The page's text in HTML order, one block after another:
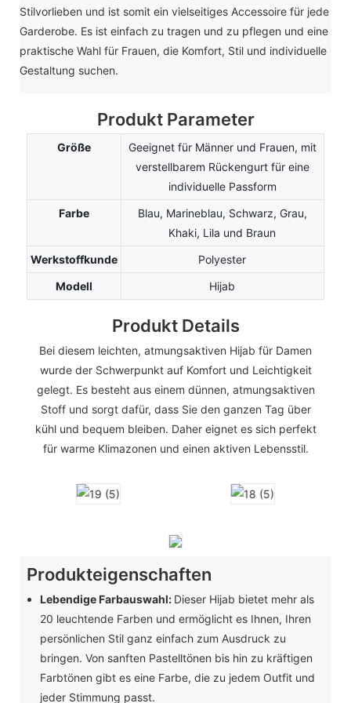
Stilvorlieben und ist somit ein vielseitiges Accessoire für jede
Garderobe. Es ist einfach zu tragen und zu pflegen und eine
praktische Wahl für Frauen, die Komfort, Stil und individuelle
Gestaltung suchen.
Produkt Parameter
Größe
Geeignet für Männer und Frauen, mit
verstellbarem Rückengurt für eine
individuelle Passform
Farbe
Blau, Marineblau, Schwarz, Grau,
Khaki, Lila und Braun
Werkstoffkunde
Polyester
Modell
Hijab
Produkt Details
Bei diesem leichten, atmungsaktiven Hijab für Damen
wurde der Schwerpunkt auf Komfort und Leichtigkeit
gelegt. Es besteht aus einem dünnen, atmungsaktiven
Stoff und sorgt dafür, dass Sie den ganzen Tag über
kühl und bequem bleiben. Daher eignet es sich perfekt
für warme Klimazonen und einen aktiven Lebensstil.
Produkteigenschaften
Lebendige Farbauswahl: Dieser Hijab bietet mehr als
20 leuchtende Farben und ermöglicht es Ihnen, Ihren
persönlichen Stil ganz einfach zum Ausdruck zu
bringen. Von sanften Pastelltönen bis hin zu kräftigen
Farbtönen gibt es eine Farbe, die zu jedem Outfit und
jeder Stimmung passt.